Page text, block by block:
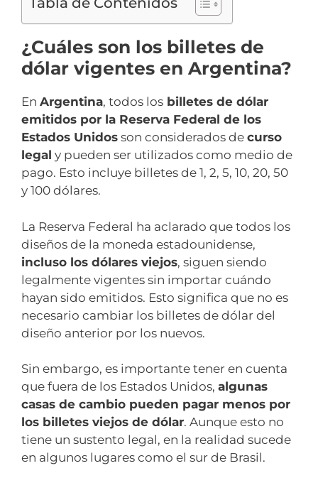
¿Cuáles son los billetes de
dólar vigentes en Argentina?
En Argentina, todos los billetes de dólar
emitidos por la Reserva Federal de los
Estados Unidos son considerados de curso
legal y pueden ser utilizados como medio de
pago. Esto incluye billetes de 1, 2, 5, 10, 20, 50
y 100 dólares.
La Reserva Federal ha aclarado que todos los
diseños de la moneda estadounidense,
incluso los dólares viejos, siguen siendo
legalmente vigentes sin importar cuándo
hayan sido emitidos. Esto significa que no es
necesario cambiar los billetes de dólar del
diseño anterior por los nuevos.
Sin embargo, es importante tener en cuenta
que fuera de los Estados Unidos, algunas
casas de cambio pueden pagar menos por
los billetes viejos de dólar. Aunque esto no
tiene un sustento legal, en la realidad sucede
en algunos lugares como el sur de Brasil.